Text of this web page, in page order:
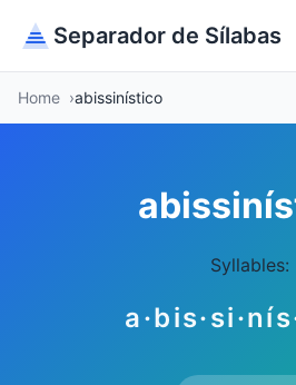
Separador de Sílabas
Home abissinístico
Syllables: